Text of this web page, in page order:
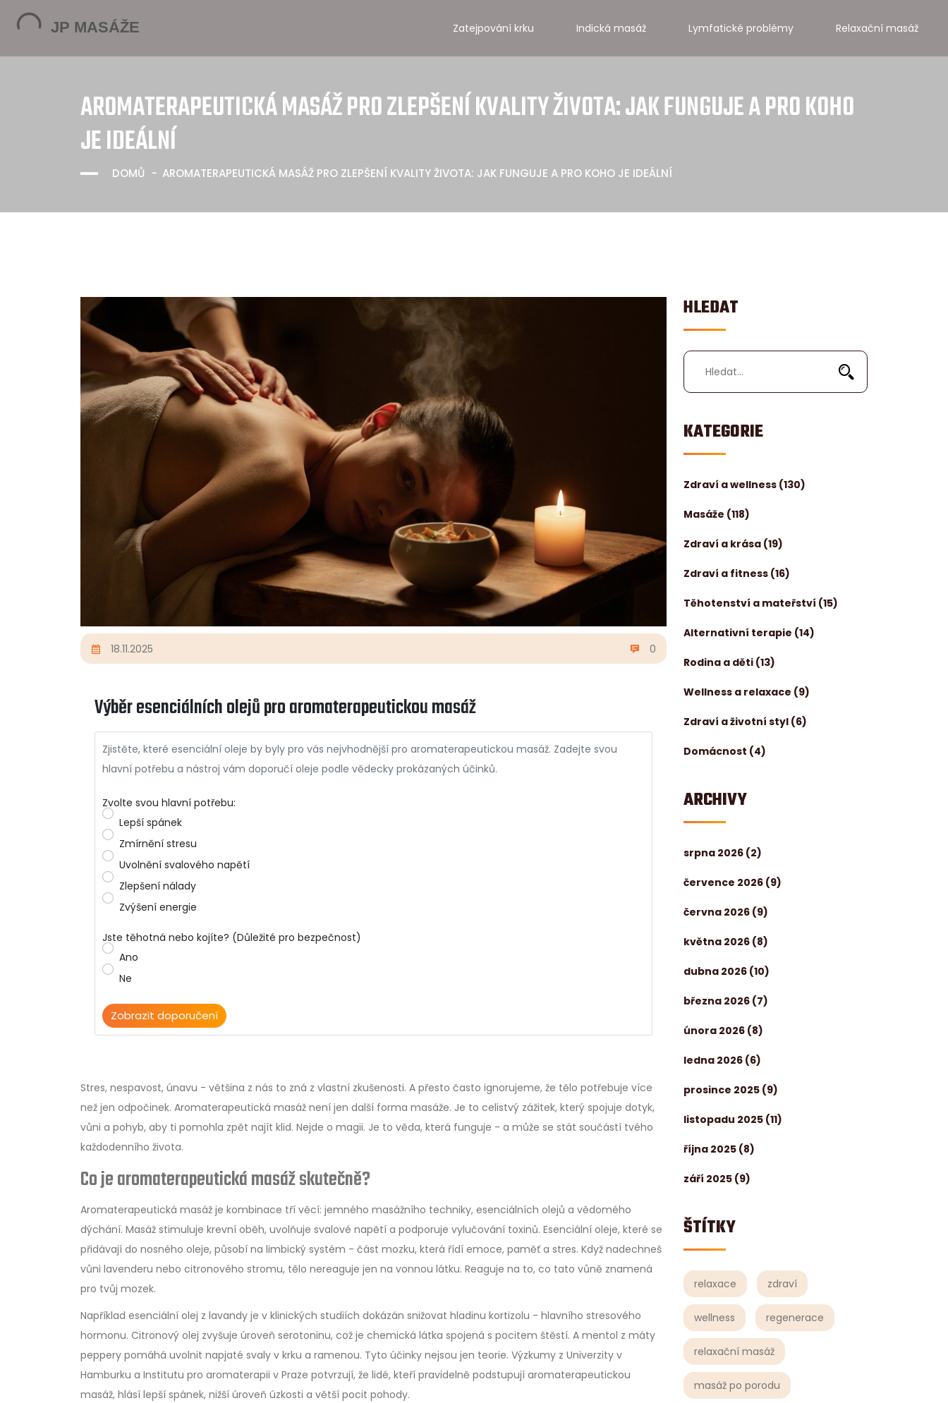
Zatejpování krku Indická masáž Lymfatické problémy Relaxační masáž
AROMATERAPEUTICKÁ MASÁŽ PRO ZLEPŠENÍ KVALITY ŽIVOTA: JAK FUNGUJE A PRO KOHO
JE IDEÁLNÍ
DOMŮ AROMATERAPEUTICKÁ MASÁŽ PRO ZLEPŠENÍ KVALITY ŽIVOTA: JAK FUNGUJE A PRO KOHO JE IDEÁLNÍ
HLEDAT
KATEGORIE
Zdraví a wellness (130)
Masáže (118)
Zdraví a krása (19)
Zdraví a fitness (16)
Těhotenství a mateřství (15)
Alternativní terapie (14)
Rodina a děti (13)
Wellness a relaxace (9)
Zdraví a životní styl (6)
Domácnost (4)
ARCHIVY
srpna 2026 (2)
července 2026 (9)
června 2026 (9)
května 2026 (8)
dubna 2026 (10)
března 2026 (7)
února 2026 (8)
ledna 2026 (6)
prosince 2025 (9)
listopadu 2025 (11)
října 2025 (8)
září 2025 (9)
ŠTÍTKY
relaxace zdraví
wellness regenerace
relaxační masáž
masáž po porodu
18.11.2025 0
Výběr esenciálních olejů pro aromaterapeutickou masáž
Zjistěte, které esenciální oleje by byly pro vás nejvhodnější pro aromaterapeutickou masáž. Zadejte svou
hlavní potřebu a nástroj vám doporučí oleje podle vědecky prokázaných účinků.
Zvolte svou hlavní potřebu:
Lepší spánek
Zmírnění stresu
Uvolnění svalového napětí
Zlepšení nálady
Zvýšení energie
Jste těhotná nebo kojíte? (Důležité pro bezpečnost)
Ano
Ne
Zobrazit doporučení
Lavanda
Zlepšuje kvalitu spánku o 20–30 % podle studií z Ústavu psychologie v Brně. Snížuje hladinu kortizolu
před spaním.
Důležité bezpečnostní informace
Pokud jste těhotná nebo kojíte, používejte pouze bezpečné oleje (lavanda, kamilka, mandlový olej). Vždy se
poraďte s lékařem před použitím. Kvalitní oleje musí být 100 % čisté a bez přísad.
Kde najít kvalitní oleje?
Hledejte certifikované značky (např. Česká asociace aromaterapie). Kvalitní oleje stojí 800–2 000 Kč za 10
ml. Nevyhýbejte se nízkokvalitním olejům za nízkou cenu.
Stres, nespavost, únavu - většina z nás to zná z vlastní zkušenosti. A přesto často ignorujeme, že tělo potřebuje více
než jen odpočinek. Aromaterapeutická masáž není jen další forma masáže. Je to celistvý zážitek, který spojuje dotyk,
vůni a pohyb, aby ti pomohla zpět najít klid. Nejde o magii. Je to věda, která funguje - a může se stát součástí tvého
každodenního života.
Co je aromaterapeutická masáž skutečně?
Aromaterapeutická masáž je kombinace tří věcí: jemného masážního techniky, esenciálních olejů a vědomého
dýchání. Masáž stimuluje krevní oběh, uvolňuje svalové napětí a podporuje vylučování toxinů. Esenciální oleje, které se
přidávají do nosného oleje, působí na limbický systém - část mozku, která řídí emoce, paměť a stres. Když nadechneš
vůni lavenderu nebo citronového stromu, tělo nereaguje jen na vonnou látku. Reaguje na to, co tato vůně znamená
pro tvůj mozek.
Například esenciální olej z lavandy je v klinických studiích dokázán snižovat hladinu kortizolu - hlavního stresového
hormonu. Citronový olej zvyšuje úroveň serotoninu, což je chemická látka spojená s pocitem štěstí. A mentol z máty
peppery pomáhá uvolnit napjaté svaly v krku a ramenou. Tyto účinky nejsou jen teorie. Výzkumy z Univerzity v
Hamburku a Institutu pro aromaterapii v Praze potvrzují, že lidé, kteří pravidelně podstupují aromaterapeutickou
masáž, hlásí lepší spánek, nižší úroveň úzkosti a větší pocit pohody.